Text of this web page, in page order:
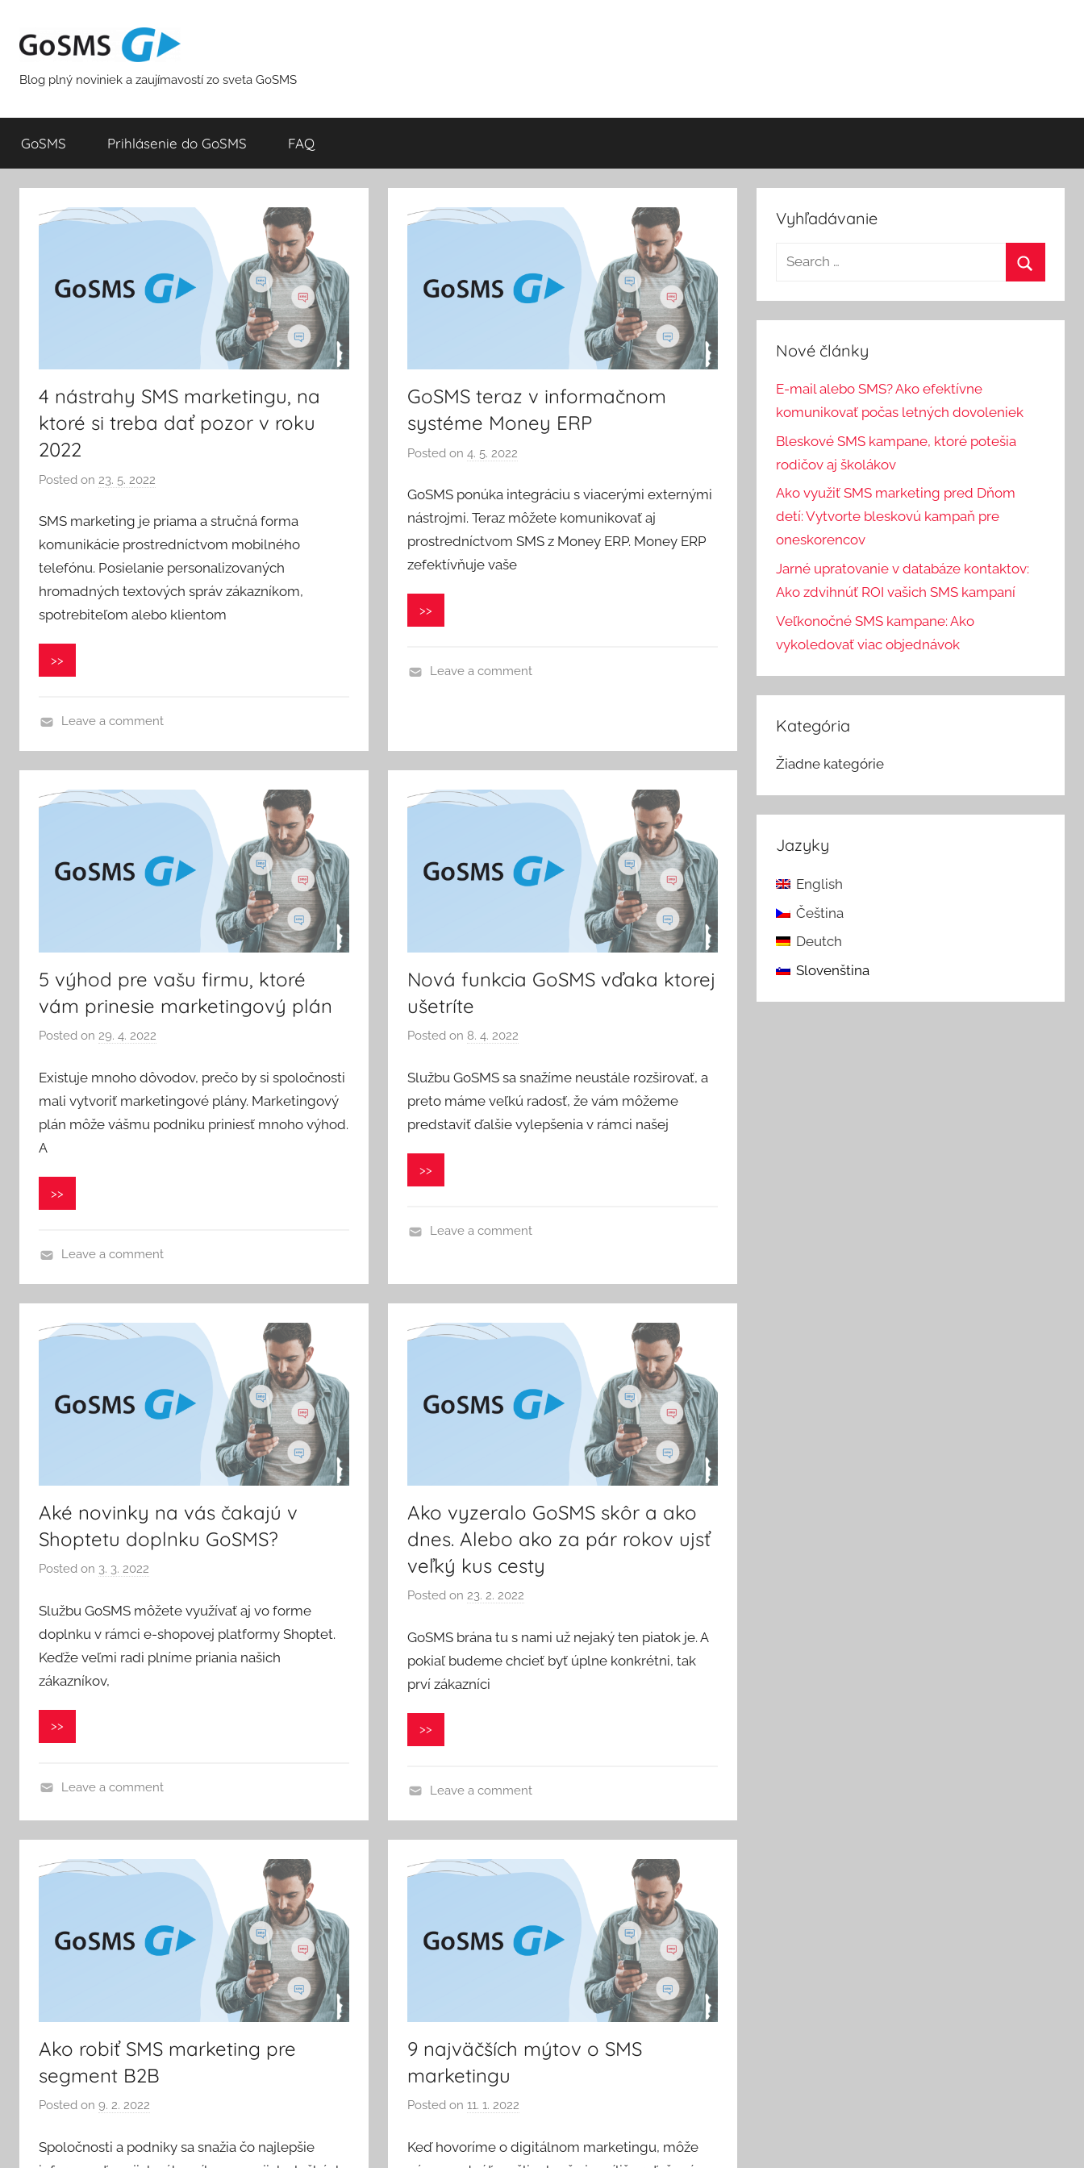
content
Blog plný noviniek a zaujímavostí zo sveta GoSMS
GoSMS Prihlásenie do GoSMS FAQ
4 nástrahy SMS marketingu, na
ktoré si treba dať pozor v roku
2022
Posted on 23. 5. 2022
V
e
r
SMS marketing je priama a stručná forma
komunikácie prostredníctvom mobilného
telefónu. Posielanie personalizovaných
hromadných textových správ zákazníkom,
spotrebiteľom alebo klientom
>>
Leave a comment
GoSMS teraz v informačnom
systéme Money ERP
Posted on4. 5. 2022
V
e
r
GoSMS ponúka integráciu s viacerými externými
nástrojmi. Teraz môžete komunikovať aj
prostredníctvom SMS z Money ERP. Money ERP
zefektívňuje vaše
>>
Leave a comment
5 výhod pre vašu firmu, ktoré
vám prinesie marketingový plán
Posted on 29. 4. 2022
V
e
r
Existuje mnoho dôvodov, prečo by si spoločnosti
mali vytvoriť marketingové plány. Marketingový
plán môže vášmu podniku priniesť mnoho výhod.
A
>>
Leave a comment
Nová funkcia GoSMS vďaka ktorej
ušetríte
Posted on 8. 4. 2022
V
e
r
Službu GoSMS sa snažíme neustále rozširovať, a
preto máme veľkú radosť, že vám môžeme
predstaviť ďalšie vylepšenia v rámci našej
>>
Leave a comment
Aké novinky na vás čakajú v
Shoptetu doplnku GoSMS?
Posted on 3. 3. 2022
V
e
r
Službu GoSMS môžete využívať aj vo forme
doplnku v rámci e-shopovej platformy Shoptet.
Keďže veľmi radi plníme priania našich
zákazníkov,
>>
Leave a comment
Ako vyzeralo GoSMS skôr a ako
dnes. Alebo ako za pár rokov ujsť
veľký kus cesty
Posted on23. 2. 2022
V
e
a
GoSMS brána tu s nami už nejaký ten piatok je. A
pokiaľ budeme chcieť byť úplne konkrétni, tak
prví zákazníci
>>
Leave a comment
Ako robiť SMS marketing pre
segment B2B
Posted on 9. 2. 2022
V
Spoločnosti a podniky sa snažia čo najlepšie
9 najväčších mýtov o SMS
marketingu
Posted on11. 1. 2022
V
Keď hovoríme o digitálnom marketingu, môže
Vyhľadávanie
Nové články
E-mail alebo SMS? Ako efektívne
komunikovať počas letných dovoleniek
Bleskové SMS kampane, ktoré potešia
rodičov aj školákov
Ako využiť SMS marketing pred Dňom
detí: Vytvorte bleskovú kampaň pre
oneskorencov
Jarné upratovanie v databáze kontaktov:
Ako zdvihnúť ROI vašich SMS kampaní
Veľkonočné SMS kampane: Ako
vykoledovať viac objednávok
Kategória
Žiadne kategórie
Jazyky
English
Čeština
Deutch
Slovenština